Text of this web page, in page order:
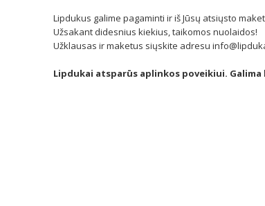
Lipdukus galime pagaminti ir iš Jūsų atsiųsto
Užsakant didesnius kiekius, taikomos nuolaidos!
Užklausas ir maketus siųskite adresu
Lipdukai atsparūs aplinkos poveikiui.